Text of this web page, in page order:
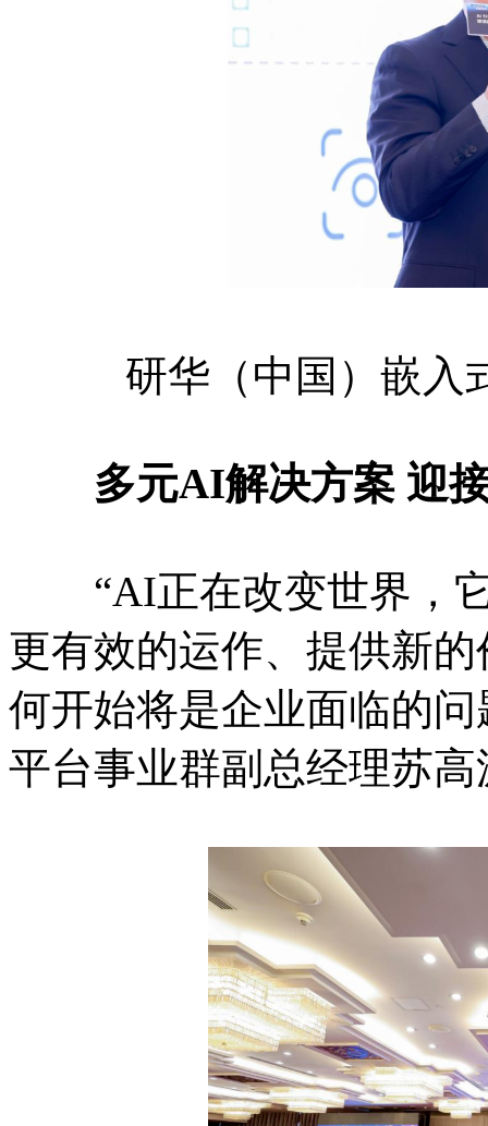
研华（中国）嵌入
多元AI解决方案 迎接
“AI正在改变世界，它
更有效的运作、提供新
何开始将是企业面临的
平台事业群副总经理苏